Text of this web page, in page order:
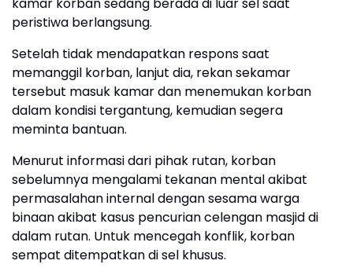
kamar korban sedang berada di luar sel saat
peristiwa berlangsung.
Setelah tidak mendapatkan respons saat
memanggil korban, lanjut dia, rekan sekamar
tersebut masuk kamar dan menemukan korban
dalam kondisi tergantung, kemudian segera
meminta bantuan.
Menurut informasi dari pihak rutan, korban
sebelumnya mengalami tekanan mental akibat
permasalahan internal dengan sesama warga
binaan akibat kasus pencurian celengan masjid di
dalam rutan. Untuk mencegah konflik, korban
sempat ditempatkan di sel khusus.